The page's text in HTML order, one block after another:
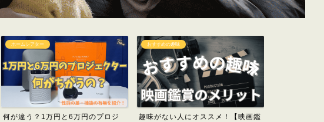
ホームシアター
何が違う？1万円と6万円のプロジ
おすすめの趣味
趣味がない人にオススメ！【映画鑑